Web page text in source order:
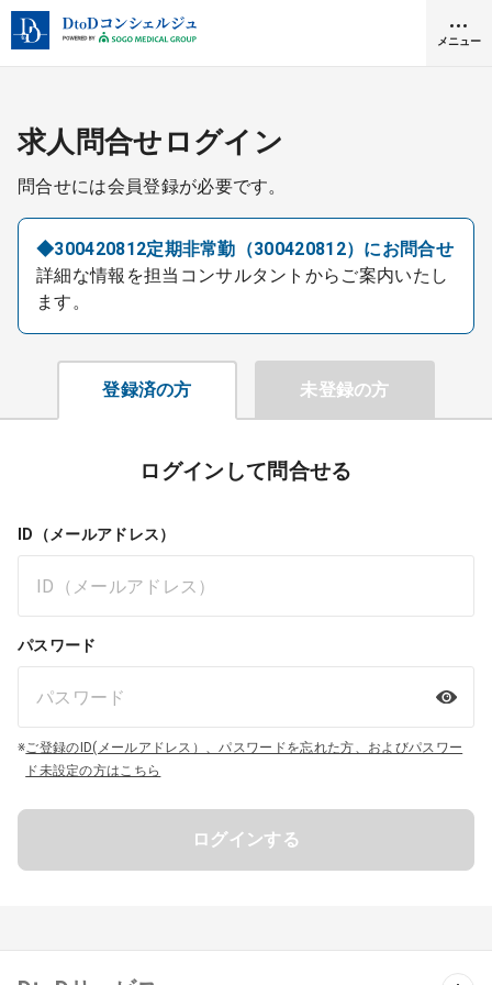
メニュー
クリニック開業
DtoDとは
お問合せ
医院の譲渡・売却をお考えの方
採用をお考えの医療機関の方
求人問合せログイン
問合せには会員登録が必要です。
◆300420812定期非常勤（300420812）にお問合せ
詳細な情報を担当コンサルタントからご案内いたし
ます。
登録済の方 未登録の方
ログインして問合せる
ID（メールアドレス）
パスワード
※ご登録のID(メールアドレス）、パスワードを忘れた方、およびパスワー
ド未設定の方はこちら
ログインする